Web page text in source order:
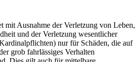
mit Ausnahme der Verletzung von Leben,
und der Verletzung wesentlicher
nur für Schäden, die auf
grob fahrlässiges Verhalten